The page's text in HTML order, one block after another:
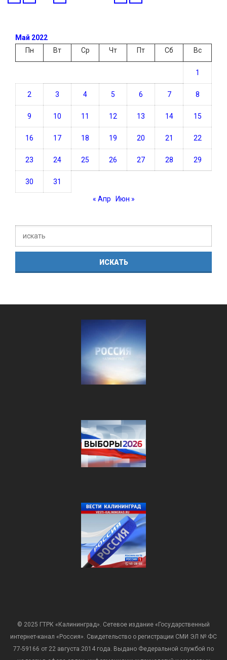
Май 2022
Пн
Вт Ср Чт Пт Сб Вс
1
2 3 4 5 6 7 8
9 10 11 12 13 14 15
16 17 18 19 20 21 22
23 24 25 26 27 28 29
30 31
« Апр Июн »
© 2025 ГТРК «Калининград». Сетевое издание «Государственный
интернет-канал «Россия». Свидетельство о регистрации СМИ ЭЛ № ФС
77-59166 от 22 августа 2014 года. Выдано Федеральной службой по